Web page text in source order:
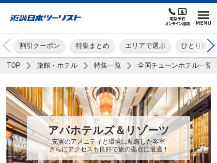
割引クーポン 特集まとめ エリアで選ぶ ひとり旅
TOP 旅館・ホテル 特集一覧 全国チェーンホテル一覧
アパホテルズ＆リゾーツ
充実のアメニティと環境に配慮した客室
さらにアクセスも良好で旅の拠点に最適！